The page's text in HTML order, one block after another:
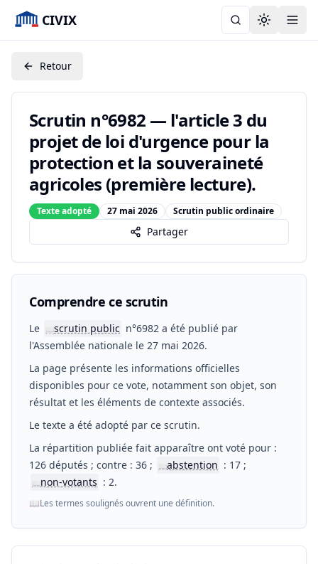
CIVIX Toggle
Retour
Scrutin n°6982 — l'article 3 du
projet de loi d'urgence pour la
protection et la souveraineté
agricoles (première lecture).
Texte adopté 27 mai 2026 Scrutin public ordinaire
Partager
Comprendre ce scrutin
Le 📖scrutin public n°6982 a été publié par
l'Assemblée nationale le 27 mai 2026.
La page présente les informations officielles
disponibles pour ce vote, notamment son objet, son
résultat et les éléments de contexte associés.
Le texte a été adopté par ce scrutin.
La répartition publiée fait apparaître ont voté pour :
126 députés ; contre : 36 ;
📖abstention : 17 ;
📖non-votants : 2.
📖Les termes soulignés ouvrent une définition.